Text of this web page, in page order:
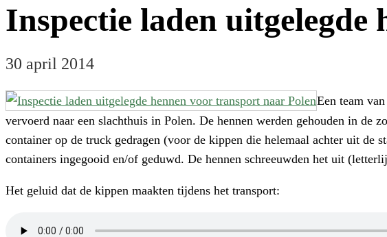
Inspectie laden
30 april 2014
Een team
vervoerd naar een slachthuis in Polen. De hennen werden gehouden in de
container op de truck gedragen (voor de kippen die helemaal achter uit de
containers ingegooid en/of geduwd. De hennen schreeuwden het uit
Het geluid dat de kippen maakten tijdens het transport: